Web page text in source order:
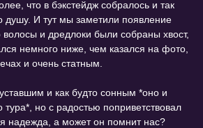
что в бэкстейдж собралось и так
душу. И тут мы заметили появление
и дредлоки были собраны хвост,
немного ниже, чем казался на фото,
и очень статным.
и как будто сонным *оно и
тура*, но с радостью поприветствовал
надежда, а может он помнит нас?